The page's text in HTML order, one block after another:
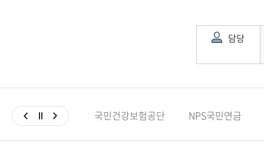
담당
국민건강보험공단 NPS국민연금